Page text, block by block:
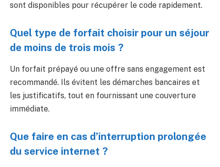
sont disponibles pour récupérer le code rapidement.
Quel type de forfait choisir pour un séjour
de moins de trois mois ?
Un forfait prépayé ou une offre sans engagement est
recommandé. Ils évitent les démarches bancaires et
les justificatifs, tout en fournissant une couverture
immédiate.
Que faire en cas d’interruption prolongée
du service internet ?